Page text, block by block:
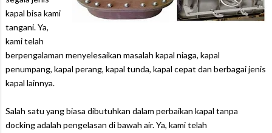
kapal bisa kami
tangani. Ya,
kami telah
berpengalaman menyelesaikan masalah kapal niaga, kapal
penumpang, kapal perang, kapal tunda, kapal cepat dan berbagai jenis
kapal lainnya.
Salah satu yang biasa dibutuhkan dalam perbaikan kapal tanpa
docking adalah pengelasan di bawah air. Ya, kami telah